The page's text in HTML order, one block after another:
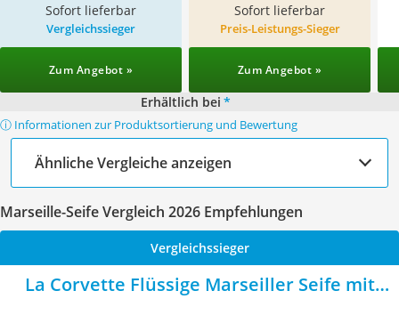
Sofort lieferbar Sofort lieferbar
Vergleichssieger
Zum Angebot »
Preis-Leistungs-Sieger
Zum Angebot »
Erhältlich bei *
ⓘ Informationen zur Produktsortierung und Bewertung
Ähnliche Vergleiche anzeigen
Marseille-Seife Vergleich 2026 Empfehlungen
Vergleichssieger
La Corvette Flüssige Marseiller Seife mit